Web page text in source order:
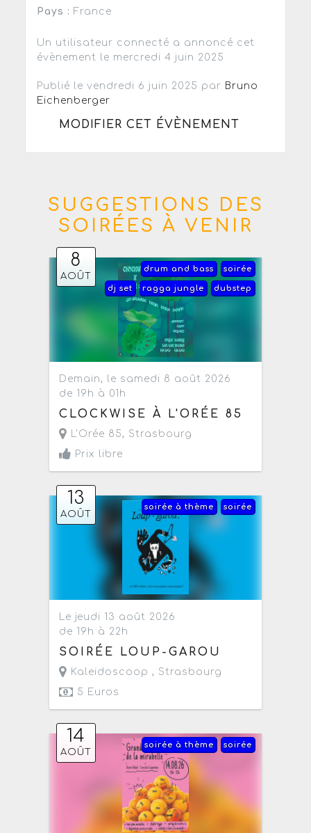
Pays : France
Un utilisateur connecté a annoncé cet
évènement le mercredi 4 juin 2025
Publié le vendredi 6 juin 2025 par Bruno
Eichenberger
MODIFIER CET ÉVÈNEMENT
SUGGESTIONS DES
SOIRÉES À VENIR
8
AOÛT
soirée
drum and bass
dubstep
ragga jungle
dj set
Demain, le samedi 8 août 2026
de 19h à 01h
CLOCKWISE À L'ORÉE 85
L'Orée 85, Strasbourg
Prix libre
13
AOÛT
soirée
soirée à thème
Le jeudi 13 août 2026
de 19h à 22h
SOIRÉE LOUP-GAROU
Kaleidoscoop , Strasbourg
5 Euros
14
AOÛT
soirée
soirée à thème